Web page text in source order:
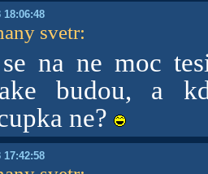
18:06:48
svetr:
na ne moc
budou, a
ne?
17:42:58